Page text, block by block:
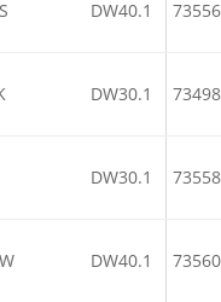
DW40.1
DW30.1
DW30.1
DW40.1